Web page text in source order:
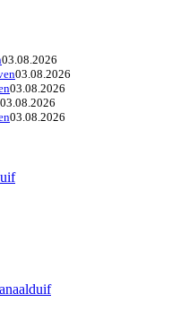
03.08.2026
03.08.2026
03.08.2026
03.08.2026
03.08.2026